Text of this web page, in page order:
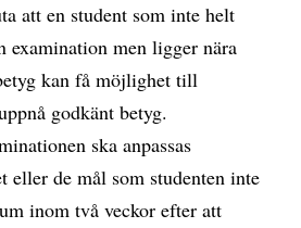
att en student som inte helt
examination men ligger nära
kan få möjlighet till
godkänt betyg.
ska anpassas
de mål som studenten inte
inom två veckor efter att